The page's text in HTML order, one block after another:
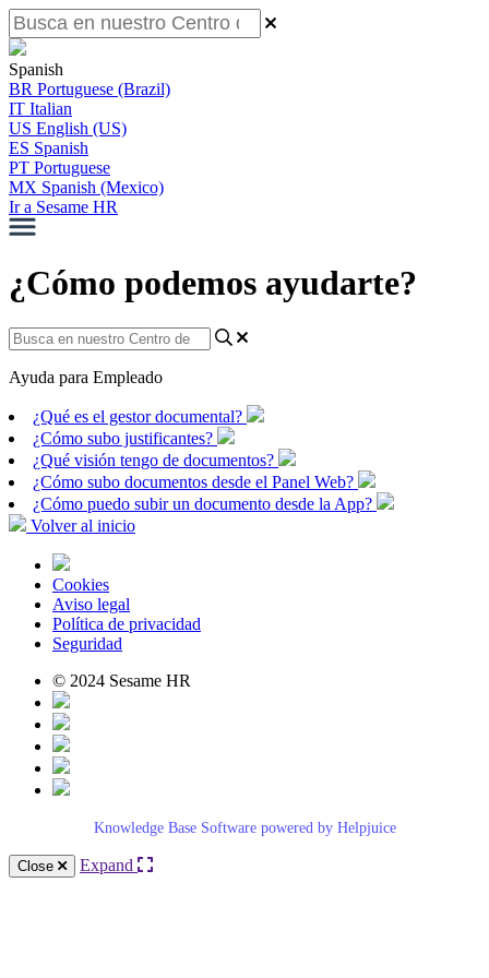
Spanish
BR Portuguese (Brazil)
IT Italian
US English (US)
ES Spanish
PT Portuguese
MX Spanish (Mexico)
Ir a Sesame HR
¿Cómo podemos ayudarte?
Ayuda para Empleado
¿Qué es el gestor documental?
¿Cómo subo justificantes?
¿Qué visión tengo de documentos?
¿Cómo subo documentos desde el Panel Web?
¿Cómo puedo subir un documento desde la App?
Volver al inicio
Cookies
Aviso legal
Política de privacidad
Seguridad
© 2024 Sesame HR
Knowledge Base Software powered by Helpjuice
Close Expand